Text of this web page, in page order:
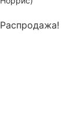
Распродажа!